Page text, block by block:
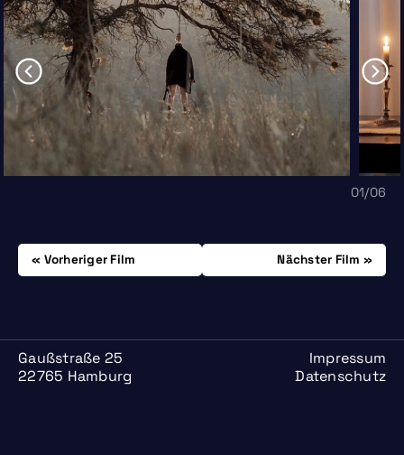
01/06
Beitrags-
Navigation
Donnerstag, 07.11.
Vorheriger Film Donnerstag, 14.11.Nächster Film
Gaußstraße 25
22765 Hamburg
Impressum
Datenschutz